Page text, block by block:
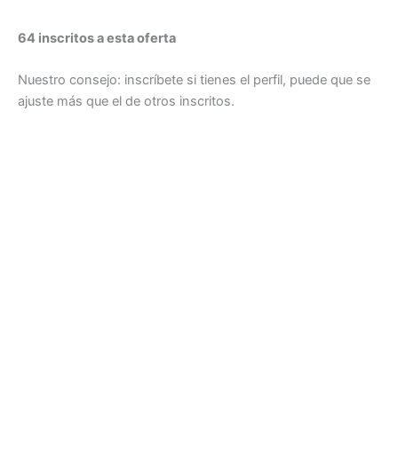
64 inscritos a esta oferta
Nuestro consejo: inscríbete si tienes el perfil, puede que se
ajuste más que el de otros inscritos.